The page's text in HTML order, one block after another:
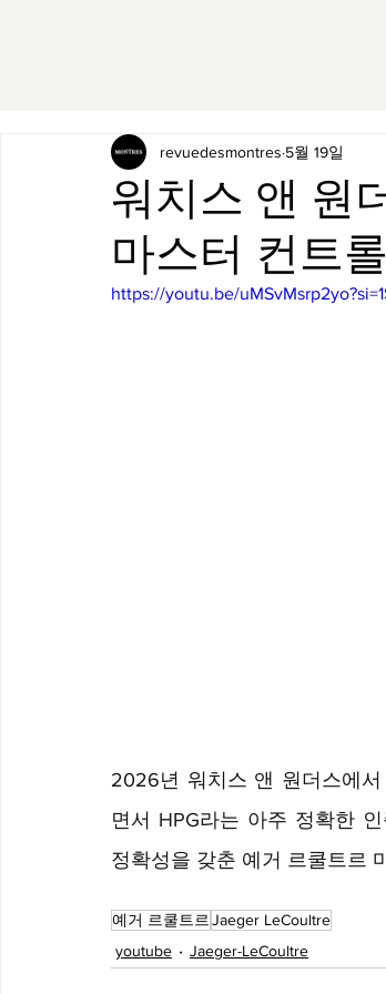
워치스 앤 원
마스터 컨트
revuedesmontres 5월 19일
https://youtu.be/
2026년 워치스 앤 원더스에
면서 HPG라는 아주 정확한
정확성을 갖춘 예거 르쿨트르
예거 르쿨트르Jaeger LeCoultre
youtube
Jaeger-LeCoultre